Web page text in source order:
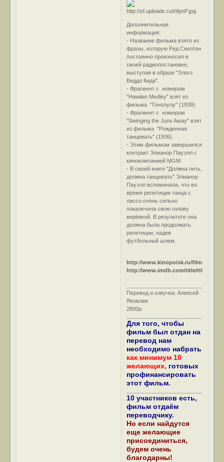
Дополнительная
информация:
- Название фильма взято из
фразы, которую Ред Скелтон
постоянно произносил в
своей радиопостановке,
выступая в образе "Злого
Виддл Кида".
- Фрагмент с номером
"Hawiian Medley" взят из
фильма "Гонолулу" (1939).
- Фрагмент с номером
"Swinging the Junx Away" взят
из фильма "Рожденная
танцевать" (1936).
- Этим фильмом завершился
контракт Элианор Пауэлл с
кинокомпанией MGM.
- В своей книге "Должна петь,
должна танцевать" Элианор
Пауэлл вспоминала, что во
время репетиции танца с
лассо очень сильно
покалечила свою голову
верёвкой. В результате она
должна была продолжать
репетиции, надев
футбольный шлем.
http://www.kinopoisk.ru/film/11430/
http://www.imdb.com/title/tt0036025/
Перевод и озвучка: Алексей
Яковлев
2800р.
Для того, чтобы
фильм был отдан на
перевод нам
необходимо набрать
как минимум 10
желающих, готовых
профинансировать
этот фильм.
10 участников есть,
фильм отдаём
переводчику.
Но если найдутся
еще желающие
присоединиться,
будем очень
благодарны!